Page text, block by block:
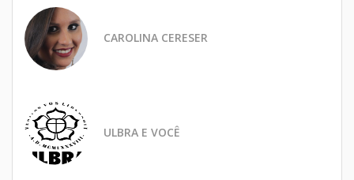
CAROLINA CERESER
ULBRA E VOCÊ